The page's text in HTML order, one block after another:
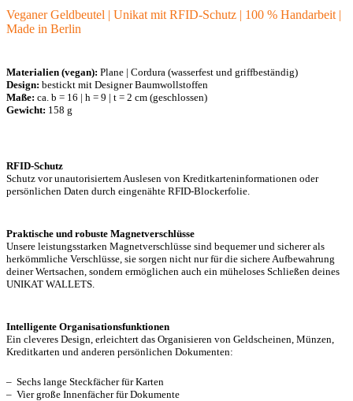
Veganer Geldbeutel | Unikat mit RFID-Schutz | 100 % Handarbeit |
Made in Berlin
Materialien (vegan): Plane | Cordura (wasserfest und griffbeständig)
Design: bestickt mit Designer Baumwollstoffen
Maße: ca. b = 16 | h = 9 | t = 2 cm (geschlossen)
Gewicht: 158 g
RFID-Schutz
Schutz vor unautorisiertem Auslesen von Kreditkarteninformationen oder
persönlichen Daten durch eingenähte RFID-Blockerfolie.
Praktische und robuste Magnetverschlüsse
Unsere leistungsstarken Magnetverschlüsse sind bequemer und sicherer als
herkömmliche Verschlüsse, sie sorgen nicht nur für die sichere Aufbewahrung
deiner Wertsachen, sondern ermöglichen auch ein müheloses Schließen deines
UNIKAT WALLETS.
Intelligente Organisationsfunktionen
Ein cleveres Design, erleichtert das Organisieren von Geldscheinen, Münzen,
Kreditkarten und anderen persönlichen Dokumenten:
– Sechs lange Steckfächer für Karten
– Vier große Innenfächer für Dokumente